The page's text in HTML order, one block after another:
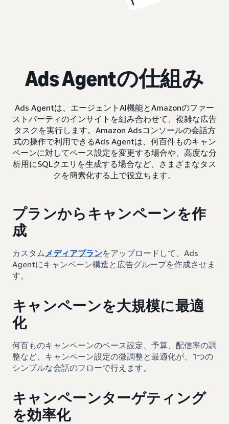
Ads Agentの仕組み
Ads Agentは、エージェントAI機能とAmazonのファー
ストパーティのインサイトを組み合わせて、複雑な広告
タスクを実行します。Amazon Adsコンソールの会話方
式の操作で利用できるAds Agentは、何百件ものキャン
ペーンに対してペース設定を変更する場合や、高度な分
析用にSQLクエリを生成する場合など、さまざまなタス
クを簡素化する上で役立ちます。
プランからキャンペーンを作
成
カスタムメディアプランをアップロードして、Ads
Agentにキャンペーン構造と広告グループを作成させま
す。
キャンペーンを大規模に最適
化
何百ものキャンペーンのペース設定、予算、配信率の調
整など、キャンペーン設定の微調整と最適化が、1つの
シンプルな会話のフローで行えます。
キャンペーンターゲティング
を効率化